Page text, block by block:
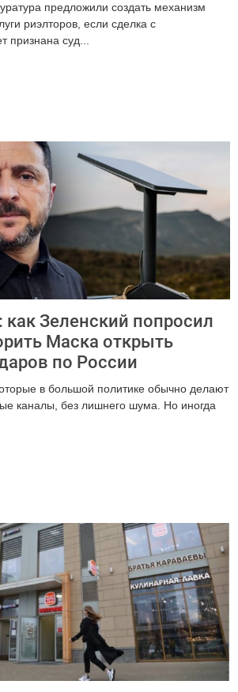
предложили создать механизм
риэлторов, если сделка с
признана суд...
как Зеленский попросил
Маска открыть
по России
в большой политике обычно делают
каналы, без лишнего шума. Но иногда